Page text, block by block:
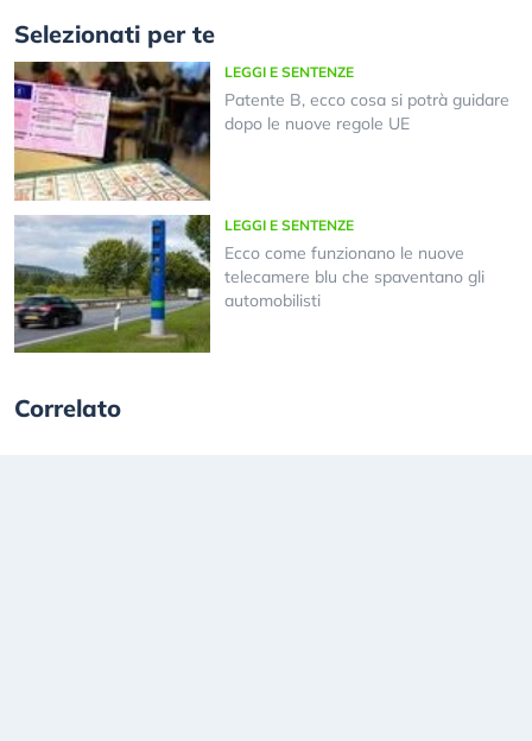
Selezionati per te
LEGGI E SENTENZE
Patente B, ecco cosa si potrà guidare
dopo le nuove regole UE
LEGGI E SENTENZE
Ecco come funzionano le nuove
telecamere blu che spaventano gli
automobilisti
Correlato